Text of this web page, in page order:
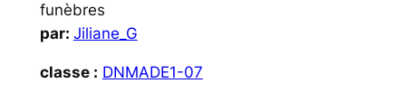
funèbres
par: Jiliane_G
classe : DNMADE1-07